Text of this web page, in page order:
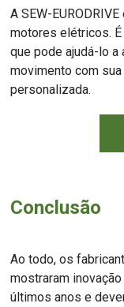
A SEW-
motores elétricos.
que pode ajudá-lo
movimento com
personalizada.
Conclusão
Ao todo, os
mostraram
últimos anos e